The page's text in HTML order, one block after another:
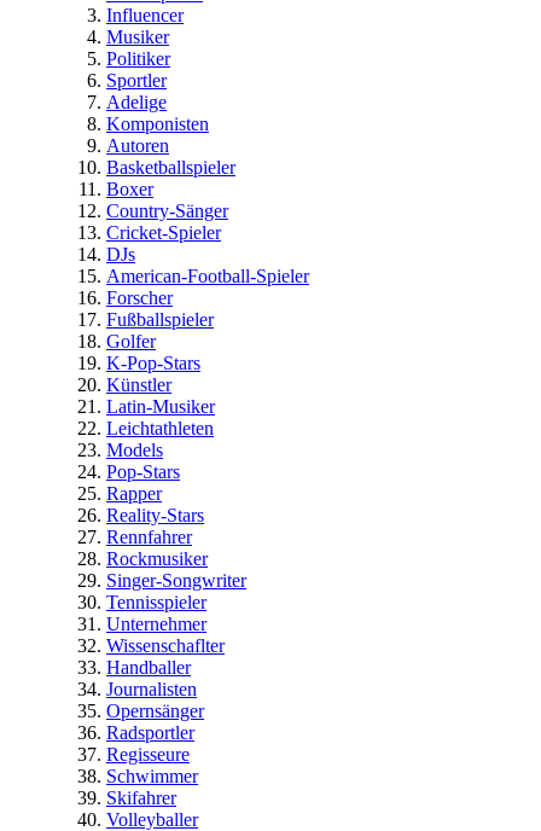
Influencer
Musiker
Politiker
Sportler
Adelige
Komponisten
Autoren
Basketballspieler
Boxer
Country-Sänger
Cricket-Spieler
DJs
American-Football-Spieler
Forscher
Fußballspieler
Golfer
K-Pop-Stars
Künstler
Latin-Musiker
Leichtathleten
Models
Pop-Stars
Rapper
Reality-Stars
Rennfahrer
Rockmusiker
Singer-Songwriter
Tennisspieler
Unternehmer
Wissenschaflter
Handballer
Journalisten
Opernsänger
Radsportler
Regisseure
Schwimmer
Skifahrer
Volleyballer